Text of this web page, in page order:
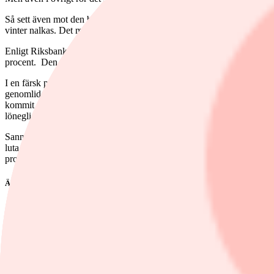
Så sett även mot den bakgrunden så talar det mesta för att
vinter nalkas. Det mesta tyder dock på att de ska upp igen.
Enligt Riksbankens egna prognoser ska inflationstoppen, enligt
procent. Den optimistiska prognosen är det dock flera utomstående
I en färsk prognos pekar bland annat SEB:s ekonomer mot att det
genomlider har en bit kvar att pressa sig igenom hela det
kommit från arbetstagarhåll varit förhållandevis återhållsamma, givet
löneglidning. Mycket hänger dock på hur snabbt arbetsmarknaden
Sannolikheten för att Riksbanken levererar en ny monsterhöjning
luta åt en räntehöjning med 0,75 procentenheter även om en större
provoceras fram högre lönekrav och pressa redan plågade
Ämnen i artikeln
pekkas-makrokommentarer